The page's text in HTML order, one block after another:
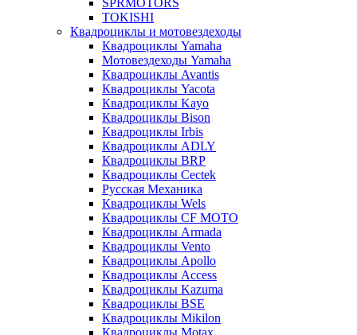
SPRMOTORS
TOKISHI
Квадроциклы и мотовездеходы
Квадроциклы Yamaha
Мотовездеходы Yamaha
Квадроциклы Avantis
Квадроциклы Yacota
Квадроциклы Kayo
Квадроциклы Bison
Квадроциклы Irbis
Квадроциклы ADLY
Квадроциклы BRP
Квадроциклы Cectek
Русская Механика
Квадроциклы Wels
Квадроциклы CF MOTO
Квадроциклы Armada
Квадроциклы Vento
Квадроциклы Apollo
Квадроциклы Access
Квадроциклы Kazuma
Квадроциклы BSE
Квадроциклы Mikilon
Квадроциклы Motax